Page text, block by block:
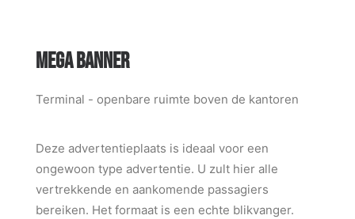
MEGA BANNER
Terminal - openbare ruimte boven de kantoren
Deze advertentieplaats is ideaal voor een
ongewoon type advertentie. U zult hier alle
vertrekkende en aankomende passagiers
bereiken. Het formaat is een echte blikvanger.